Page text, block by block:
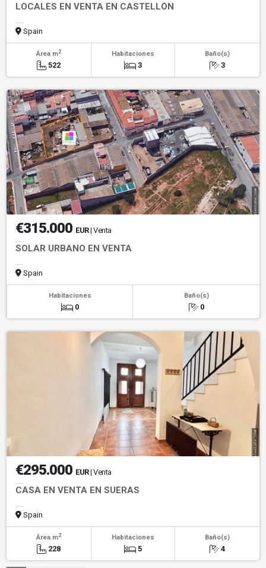
LOCALES EN VENTA EN CASTELLÓN
Spain
Área m2
522
Habitaciones
3
Baño(s)
3
€315.000 EUR| Venta
SOLAR URBANO EN VENTA
Spain
Habitaciones
0
Baño(s)
0
€295.000 EUR| Venta
CASA EN VENTA EN SUERAS
Spain
Área m2
228
Habitaciones
5
Baño(s)
4